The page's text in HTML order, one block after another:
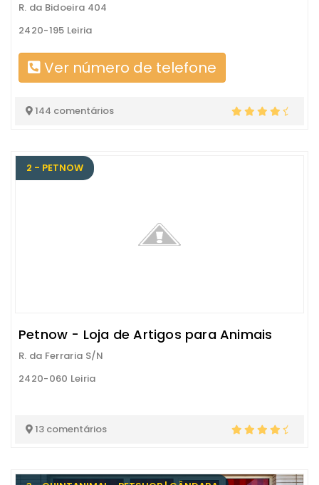
R. da Bidoeira 404
2420-195 Leiria
Ver número de telefone
144 comentários
2 - PETNOW
Petnow - Loja de Artigos para Animais
R. da Ferraria S/N
2420-060 Leiria
13 comentários